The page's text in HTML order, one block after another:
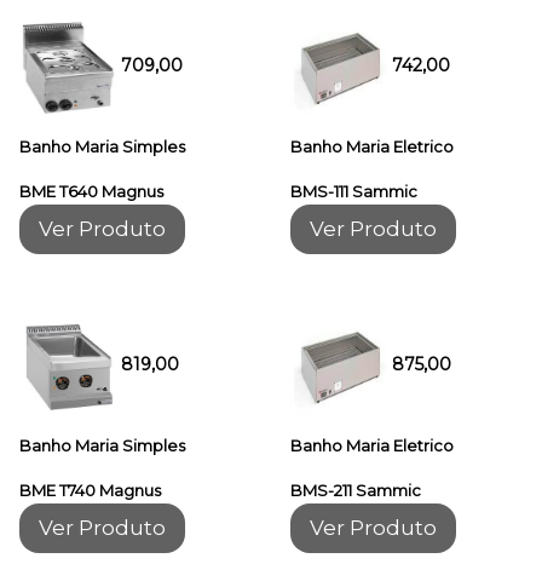
709,00
Banho Maria Simples
BME T640 Magnus
Ver Produto
742,00
Banho Maria Eletrico
BMS-111 Sammic
Ver Produto
819,00
Banho Maria Simples
BME T740 Magnus
Ver Produto
875,00
Banho Maria Eletrico
BMS-211 Sammic
Ver Produto